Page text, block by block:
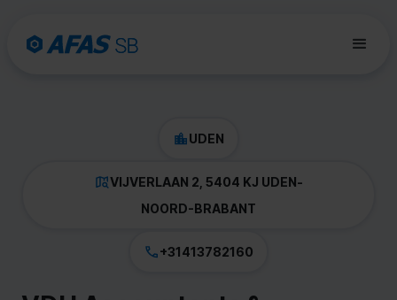
UDEN
VIJVERLAAN 2, 5404 KJ UDEN-
NOORD-BRABANT
+31413782160